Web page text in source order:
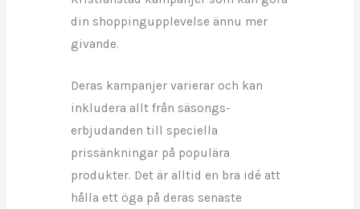
din shoppingupplevelse ännu mer
givande.
Deras kampanjer varierar och kan
inkludera allt från säsongs-
erbjudanden till speciella
prissänkningar på populära
produkter. Det är alltid en bra idé att
hålla ett öga på deras senaste